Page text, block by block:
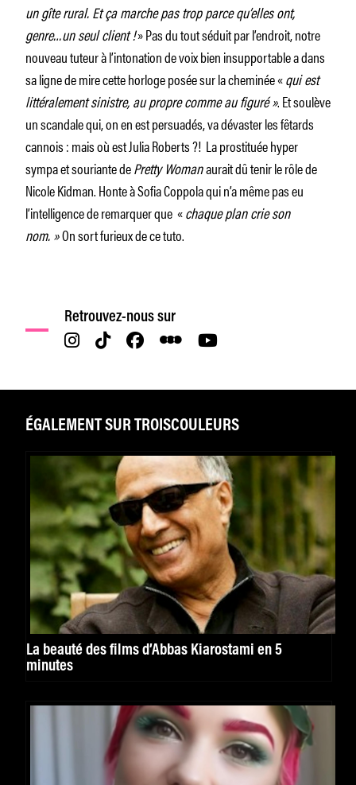
un gîte rural. Et ça marche pas trop parce qu’elles ont,
genre…un seul client !» Pas du tout séduit par l’endroit, notre
nouveau tuteur à l’intonation de voix bien insupportable a dans
sa ligne de mire cette horloge posée sur la cheminée «qui est
littéralement sinistre, au propre comme au figuré ». Et soulève
un scandale qui, on en est persuadés, va dévaster les fêtards
cannois : mais où est Julia Roberts ?! La prostituée hyper
sympa et souriante dePretty Womanaurait dû tenir le rôle de
Nicole Kidman. Honte à Sofia Coppola qui n’a même pas eu
l’intelligence de remarquer que «chaque plan crie son
nom. »On sort furieux de ce tuto.
Retrouvez-nous sur
ÉGALEMENT SUR TROISCOULEURS
La beauté des films d’Abbas Kiarostami en 5
minutes